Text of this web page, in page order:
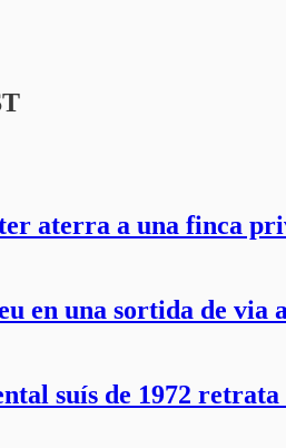
aterra a una finca
en una sortida de via
suís de 1972